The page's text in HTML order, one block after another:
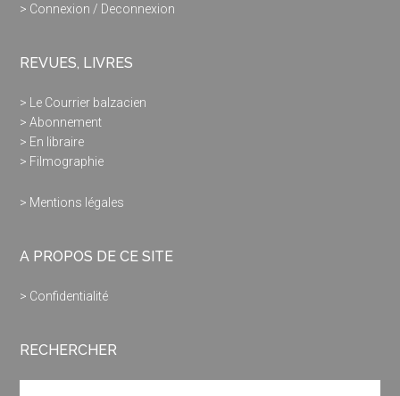
> Connexion / Deconnexion
REVUES, LIVRES
> Le Courrier balzacien
> Abonnement
> En libraire
> Filmographie
> Mentions légales
A PROPOS DE CE SITE
> Confidentialité
RECHERCHER